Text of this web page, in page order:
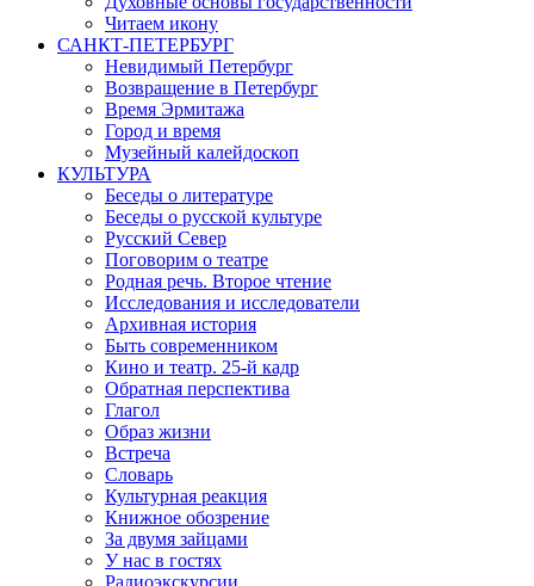
Читаем икону
САНКТ-ПЕТЕРБУРГ
Невидимый Петербург
Возвращение в Петербург
Время Эрмитажа
Город и время
Музейный калейдоскоп
КУЛЬТУРА
Беседы о литературе
Беседы о русской культуре
Русский Север
Поговорим о театре
Родная речь. Второе чтение
Исследования и исследователи
Архивная история
Быть современником
Кино и театр. 25-й кадр
Обратная перспектива
Глагол
Образ жизни
Встреча
Словарь
Культурная реакция
Книжное обозрение
За двумя зайцами
У нас в гостях
Радиоэкскурсии